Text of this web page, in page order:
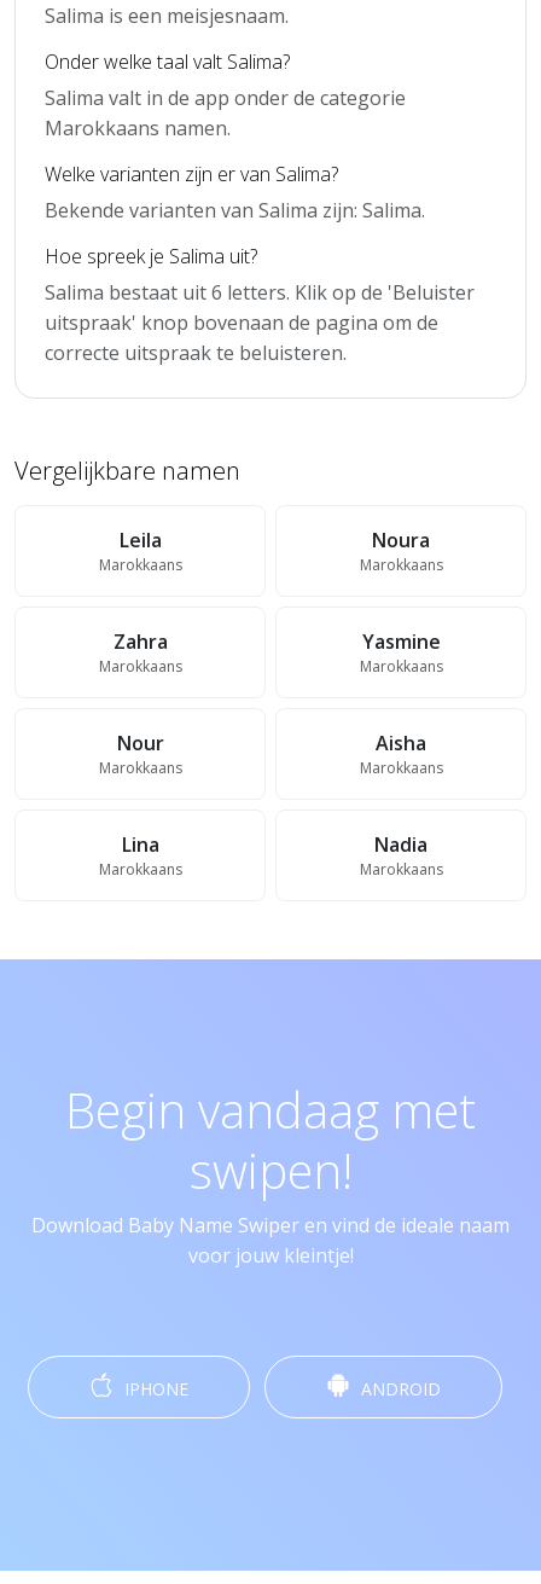
Salima is een meisjesnaam.
Onder welke taal valt Salima?
Salima valt in de app onder de categorie
Marokkaans namen.
Welke varianten zijn er van Salima?
Bekende varianten van Salima zijn: Salima.
Hoe spreek je Salima uit?
Salima bestaat uit 6 letters. Klik op de 'Beluister
uitspraak' knop bovenaan de pagina om de
correcte uitspraak te beluisteren.
Vergelijkbare namen
Leila
Marokkaans
Noura
Marokkaans
Zahra
Marokkaans
Yasmine
Marokkaans
Nour
Marokkaans
Aisha
Marokkaans
Lina
Marokkaans
Nadia
Marokkaans
Begin vandaag met
swipen!
Download Baby Name Swiper en vind de ideale naam
voor jouw kleintje!
IPHONE ANDROID